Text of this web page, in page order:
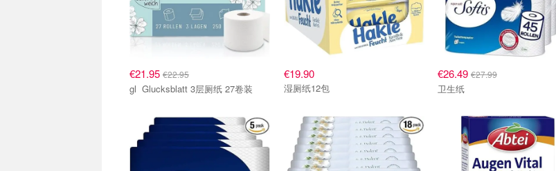
€21.95 €22.95
gl Glucksblatt 3层厕纸 27卷装
€19.90
湿厕纸12包
€26.49 €27.99
卫生纸